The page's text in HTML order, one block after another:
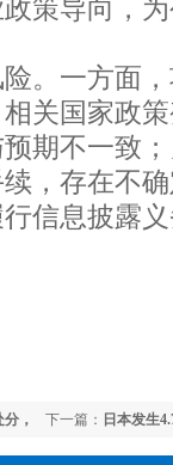
策导向，
。一方面
关国家政
期不一致
，存在不
信息披露
下一篇： 日本发生
，